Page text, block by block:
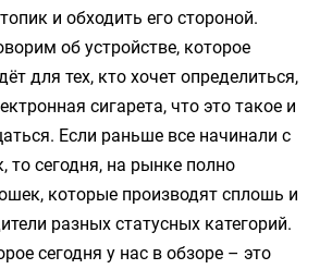
и обходить его стороной.
об устройстве, которое
для тех, кто хочет определиться,
сигарета, что это такое и
Если раньше все начинали с
то сегодня, на рынке полно
которые производят сплошь и
разных статусных категорий.
сегодня у нас в обзоре – это